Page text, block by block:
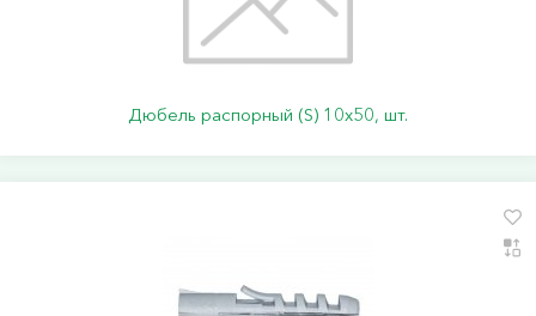
Дюбель распорный (S) 10х50, шт.